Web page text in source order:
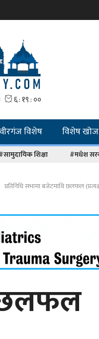
वीरगंज विशेष विशेष खोज
शिक्षा #मधेश
प्रतिनिधि सभामा बजेटमाथि छलफल
छलफल